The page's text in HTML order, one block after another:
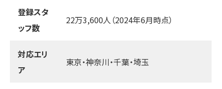
登録スタ
ッフ数
22万3,600人（2024年6月時点）
対応エリ
ア
東京・神奈川・千葉・埼玉